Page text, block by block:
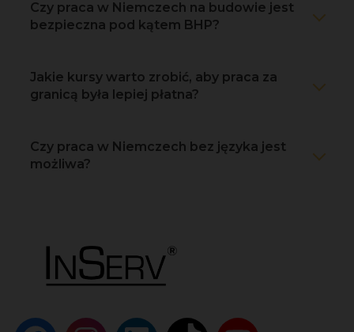
Czy praca w Niemczech na budowie jest
bezpieczna pod kątem BHP?
Jakie kursy warto zrobić, aby praca za
granicą była lepiej płatna?
Czy praca w Niemczech bez języka jest
możliwa?